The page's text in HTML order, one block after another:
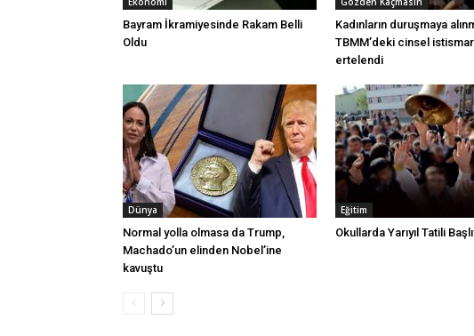
Bayram İkramiyesinde Rakam Belli
Oldu
Kadınların duruşmaya
TBMM’deki cinsel istismar
ertelendi
Dünya
Normal yolla olmasa da Trump,
Machado’un elinden Nobel’ine
kavuştu
Eğitim
Okullarda Yarıyıl Tatili